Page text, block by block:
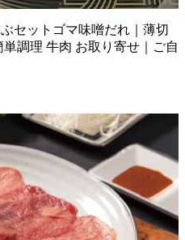
セットゴマ味噌だれ｜薄切
調理 牛肉 お取り寄せ｜ご自